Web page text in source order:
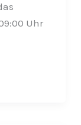
Uhr